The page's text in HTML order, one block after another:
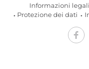
Informazioni legali
Protezione dei dati